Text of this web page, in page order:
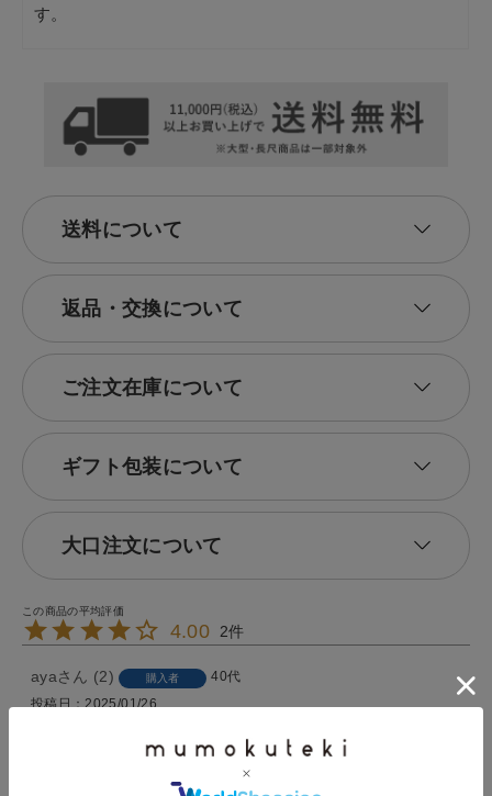
す。
送料について
返品・交換について
ご注文在庫について
ギフト包装について
大口注文について
4.00 2
aya 2 購入者
40代
投稿日
2025/01/26
普段のサイズ24.5を購入しました。